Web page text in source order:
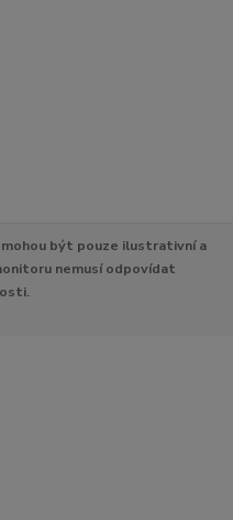
mohou být pouze ilustrativní a
nemusí odpovídat